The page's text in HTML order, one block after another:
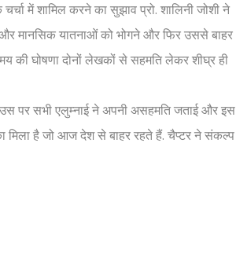
में शामिल करने का सुझाव प्रो. शालिनी जोशी ने
और मानसिक यातनाओं को भोगने और फिर उससे बाहर
की घोषणा दोनों लेखकों से सहमति लेकर शीघ्र ही
पर सभी एलुम्नाई ने अपनी असहमति जताई और इस
मिला है जो आज देश से बाहर रहते हैं. चैप्टर ने संकल्प